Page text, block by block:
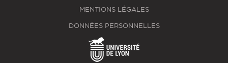
MENTIONS LÉGALES
DONNÉES PERSONNELLES